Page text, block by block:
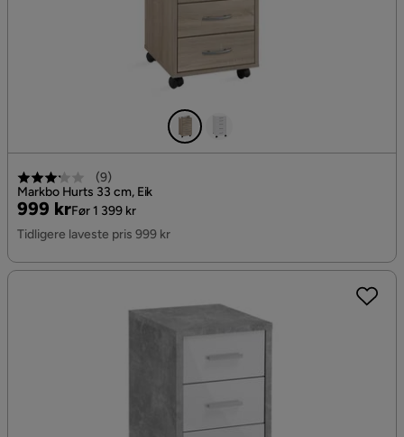
(9)
Markbo Hurts 33 cm, Eik
Pris
999 kr
Original
Pris
Før 1 399 kr
Tidligere laveste pris 999 kr